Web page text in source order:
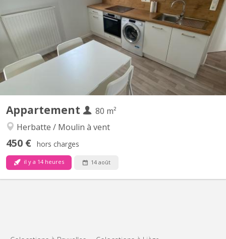
Appartement
80 m²
Herbatte / Moulin à vent
450 € hors charges
il y a 14 heures 14 août
Appartement pour 2 étudiant(e)s, entièrement rénové, composé
de 2 chambres, salon, cuisine (incluant taque de cuisson, four,
frigo, congélateur et emplacement lave linge), WC suspendu,
salle de douche avec lavabo, meubles, accès direct cour/jardin,
emplacement parking fermé privatif en option,...